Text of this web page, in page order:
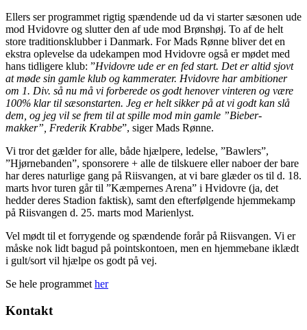
Ellers ser programmet rigtig spændende ud da vi starter sæsonen ude
mod Hvidovre og slutter den af ude mod Brønshøj. To af de helt
store traditionsklubber i Danmark. For Mads Rønne bliver det en
ekstra oplevelse da udekampen mod Hvidovre også er mødet med
hans tidligere klub: ”Hvidovre ude er en fed start. Det er altid sjovt
at møde sin gamle klub og kammerater. Hvidovre har ambitioner
om 1. Div. så nu må vi forberede os godt henover vinteren og være
100% klar til sæsonstarten. Jeg er helt sikker på at vi godt kan slå
dem, og jeg vil se frem til at spille mod min gamle ”Bieber-
makker”, Frederik Krabbe”, siger Mads Rønne.
Vi tror det gælder for alle, både hjælpere, ledelse, ”Bawlers”,
”Hjørnebanden”, sponsorere + alle de tilskuere eller naboer der bare
har deres naturlige gang på Riisvangen, at vi bare glæder os til d. 18.
marts hvor turen går til ”Kæmpernes Arena” i Hvidovre (ja, det
hedder deres Stadion faktisk), samt den efterfølgende hjemmekamp
på Riisvangen d. 25. marts mod Marienlyst.
Vel mødt til et forrygende og spændende forår på Riisvangen. Vi er
måske nok lidt bagud på pointskontoen, men en hjemmebane iklædt
i gult/sort vil hjælpe os godt på vej.
Se hele programmet her
Kontakt